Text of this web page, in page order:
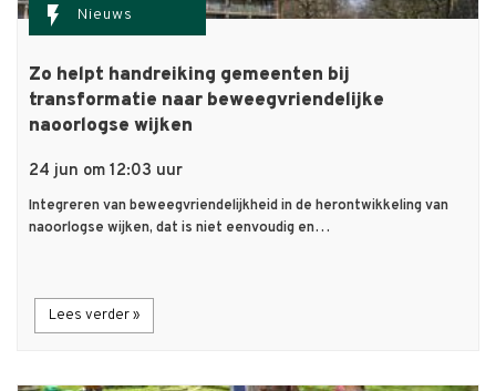
flash_on Nieuws
Zo helpt handreiking gemeenten bij
transformatie naar beweegvriendelijke
naoorlogse wijken
24 jun om 12:03 uur
Integreren van beweegvriendelijkheid in de herontwikkeling van
naoorlogse wijken, dat is niet eenvoudig en…
Lees verder »